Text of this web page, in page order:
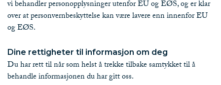
vi behandler personopplysninger utenfor EU og EØS, og er klar
over at personvernbeskyttelse kan være lavere enn innenfor EU
og EØS.
Dine rettigheter til informasjon om deg
Du har rett til når som helst å trekke tilbake samtykket til å
behandle informasjonen du har gitt oss.